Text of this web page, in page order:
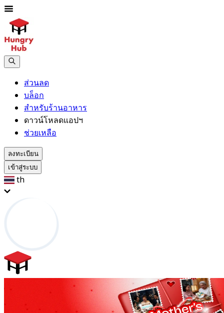
ส่วนลด
บล็อก
สำหรับร้านอาหาร
ดาวน์โหลดแอปฯ
ช่วยเหลือ
ลงทะเบียน
เข้าสู่ระบบ
th